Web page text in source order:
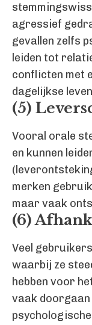
agressief
gevallen zelfs
leiden tot
conflicten met
dagelijkse
(5)
Vooral orale
en kunnen
merken
maar vaak
(6)
Veel
waarbij ze
hebben voor
vaak doorgaan